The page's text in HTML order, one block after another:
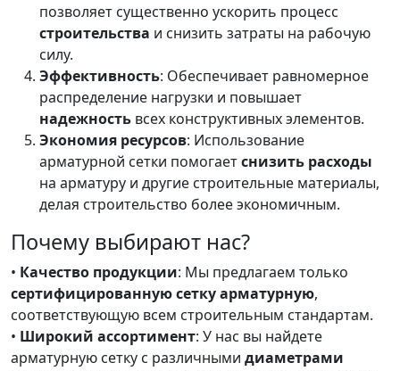
позволяет существенно ускорить процесс
строительства и снизить затраты на рабочую
силу.
Эффективность: Обеспечивает равномерное
распределение нагрузки и повышает
надежность всех конструктивных элементов.
Экономия ресурсов: Использование
арматурной сетки помогаетснизить расходы
на арматуру и другие строительные материалы,
делая строительство более экономичным.
Почему выбирают нас?
• Качество продукции: Мы предлагаем только
сертифицированную сетку арматурную,
соответствующую всем строительным стандартам.
• Широкий ассортимент: У нас вы найдете
арматурную сетку с различными диаметрами